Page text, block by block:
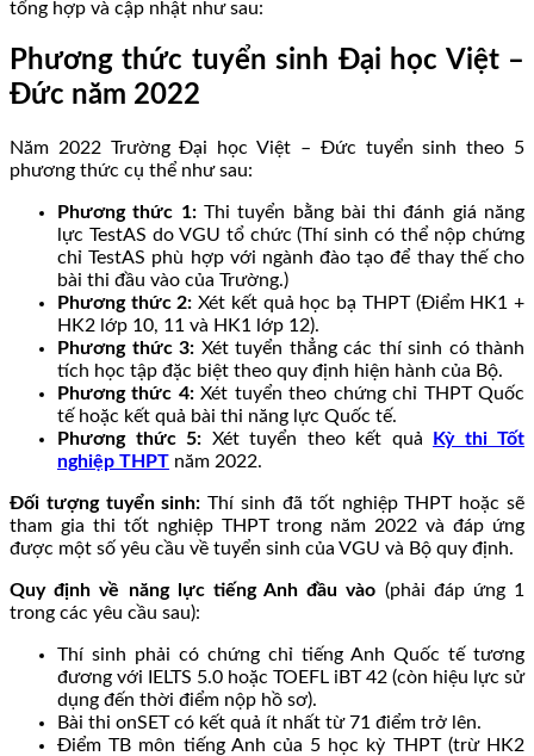
tổng hợp và cập nhật như sau:
Phương thức tuyển sinh Đại học Việt –
Đức năm 2022
Năm 2022 Trường Đại học Việt – Đức tuyển sinh theo 5
phương thức cụ thể như sau:
Phương thức 1:Thi tuyển bằng bài thi đánh giá năng
lực TestAS do VGU tổ chức (Thí sinh có thể nộp chứng
chỉ TestAS phù hợp với ngành đào tạo để thay thế cho
bài thi đầu vào của Trường.)
Phương thức 2: Xét kết quả học bạ THPT (Điểm HK1 +
HK2 lớp 10, 11 và HK1 lớp 12).
Phương thức 3: Xét tuyển thẳng các thí sinh có thành
tích học tập đặc biệt theo quy định hiện hành của Bộ.
Phương thức 4:Xét tuyển theo chứng chỉ THPT Quốc
tế hoặc kết quả bài thi năng lực Quốc tế.
Phương thức 5: Xét tuyển theo kết quả
Kỳ thi Tốt
nghiệp THPT năm 2022.
Đối tượng tuyển sinh: Thí sinh đã tốt nghiệp THPT hoặc sẽ
tham gia thi tốt nghiệp THPT trong năm 2022 và đáp ứng
được một số yêu cầu về tuyển sinh của VGU và Bộ quy định.
Quy định về năng lực tiếng Anh đầu vào (phải đáp ứng 1
trong các yêu cầu sau):
Thí sinh phải có chứng chỉ tiếng Anh Quốc tế tương
đương với IELTS 5.0 hoặc TOEFL iBT 42 (còn hiệu lực sử
dụng đến thời điểm nộp hồ sơ).
Bài thi onSET có kết quả ít nhất từ 71 điểm trở lên.
Điểm TB môn tiếng Anh của 5 học kỳ THPT (trừ HK2